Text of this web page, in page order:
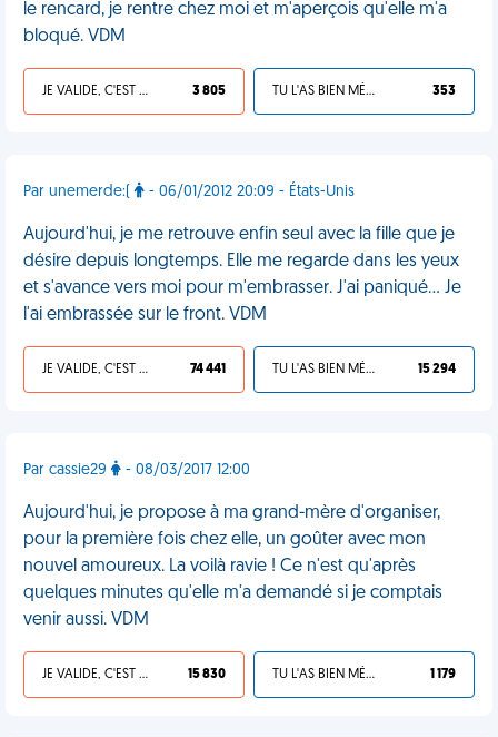
le rencard, je rentre chez moi et m'aperçois qu'elle m'a
bloqué. VDM
JE VALIDE, C'EST UNE VDM 3 805 TU L'AS BIEN MÉRITÉ 353
Par unemerde:( - 06/01/2012 20:09 - États-Unis
Aujourd'hui, je me retrouve enfin seul avec la fille que je
désire depuis longtemps. Elle me regarde dans les yeux
et s'avance vers moi pour m'embrasser. J'ai paniqué... Je
l'ai embrassée sur le front. VDM
JE VALIDE, C'EST UNE VDM 74 441 TU L'AS BIEN MÉRITÉ 15 294
Par cassie29 - 08/03/2017 12:00
Aujourd'hui, je propose à ma grand-mère d'organiser,
pour la première fois chez elle, un goûter avec mon
nouvel amoureux. La voilà ravie ! Ce n'est qu'après
quelques minutes qu'elle m'a demandé si je comptais
venir aussi. VDM
JE VALIDE, C'EST UNE VDM 15 830 TU L'AS BIEN MÉRITÉ 1 179